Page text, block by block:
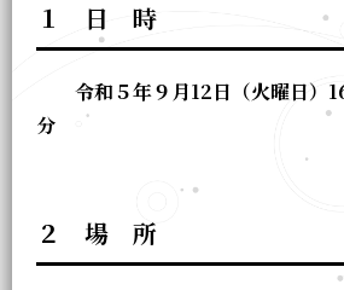
１ 日 時
令和５年９月12日（火曜日）
分
２ 場 所